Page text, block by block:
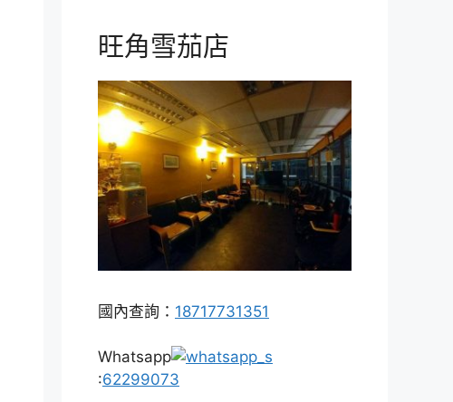
旺角雪茄店
國內查詢： 18717731351
Whatsapp
:62299073